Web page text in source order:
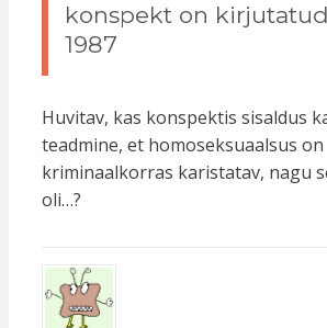
konspekt on
1987
Huvitav, kas konspektis sisaldus
teadmine, et homoseksuaalsus on
kriminaalkorras karistatav, nagu
oli…?